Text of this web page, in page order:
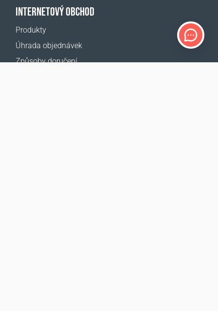
INTERNETOVÝ OBCHOD
Produkty
Úhrada objednávek
Způsoby doručení